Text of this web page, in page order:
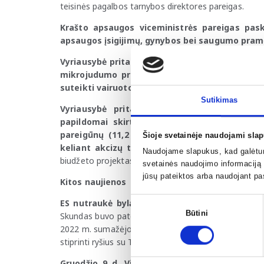
Sutikimas
Šioje svetainėje naudojami
Naudojame slapukus, kad
svetainės naudojimo
jūsų pateiktos arba naudojant
Sutikimo
pasirinkimas
Būtini
teisinės pagalbos tarnybos direktores pareigas.
Krašto apsaugos viceministrės pareigas
apsaugos įsigijimų, gynybos bei saugumo
Vyriausybė pritarė Kelių eismo taisyklių
mikrojudumo priemonių (paspirtuko,
suteikti vairuotojams.
Vyriausybė pritarė patobulintam
papildomai skirtos lėšos mokytojų, mokslo
pareigūnų (11,2 mln. Eurų) darbo
keliant akcizų tarifus el. cigarečių skysčiui,
biudžeto projektas bus svarstomas Seimo
Kitos naujienos
ES nutraukė bylą prieš Kiniją Pasaulio
Skundas buvo pateiktas 2022 m. dėl Kinijos įvestų
2022 m. sumažėjo 80 proc. Viešojoje erdvėje
stiprinti ryšius su Taivanu.